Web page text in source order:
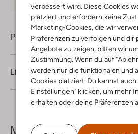
verbessert wird. Diese Cookies
platziert und erfordern keine
Marketing-Cookies, die wir
Präferenzen zu verfolgen und dir
Angebote zu zeigen, bitten wir
Zustimmung. Wenn du auf
werden nur die funktionalen und
Cookies platziert. Du kannst
Einstellungen" klicken, um mehr
erhalten oder deine Präferenzen
Produktinformation
Lieferung & Rückgabe
Mehr sehen